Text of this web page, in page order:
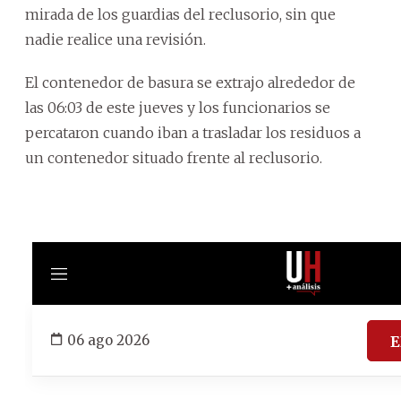
mirada de los guardias del reclusorio, sin que
nadie realice una revisión.
El contenedor de basura se extrajo alrededor de
las 06:03 de este jueves y los funcionarios se
percataron cuando iban a trasladar los residuos a
un contenedor situado frente al reclusorio.